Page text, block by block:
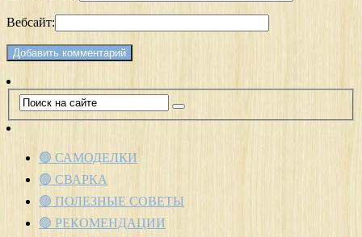
Вебсайт:
🟢 САМОДЕЛКИ
🟢 СВАРКА
🟢 ПОЛЕЗНЫЕ СОВЕТЫ
🟢 РЕКОМЕНДАЦИИ